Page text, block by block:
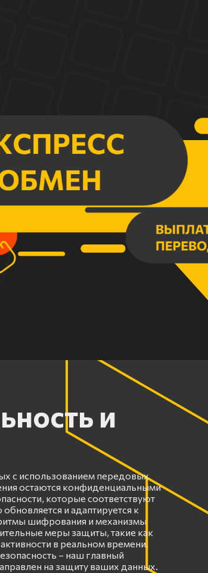
и
с использованием передовых
остаются конфиденциальными
которые соответствуют
и адаптируется к
шифрования и механизмы
меры защиты, такие как
в реальном времени.
– наш главный
на защиту ваших данных.